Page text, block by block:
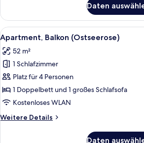
Balkon
(Strandidyll)
Daten
Alle
Fotos
für
Apartment,
Balkon
(Ostseerose)
anzeigen
10
Apartment, Balkon (Ostseerose)
52 m²
1 Schlafzimmer
Platz für 4 Personen
1 Doppelbett und 1 großes Schlafsofa
Kostenloses WLAN
Weitere Details
Weitere
Daten